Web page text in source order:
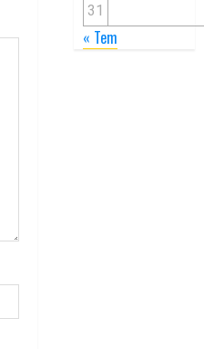
31
« Tem